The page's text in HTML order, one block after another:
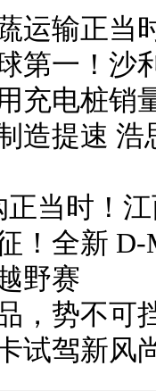
运输正当
第一！沙
充电桩销
造提速
正当时！
！全新 D-
野赛
，势不可
试驾新风